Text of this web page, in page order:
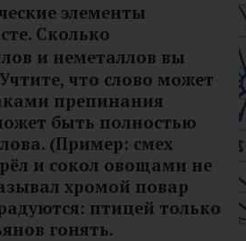
элементы
Сколько
и неметаллов вы
что слово может
препинания
быть полностью
(Пример: смех
и сокол овощами не
хромой повар
птицей только
гонять.